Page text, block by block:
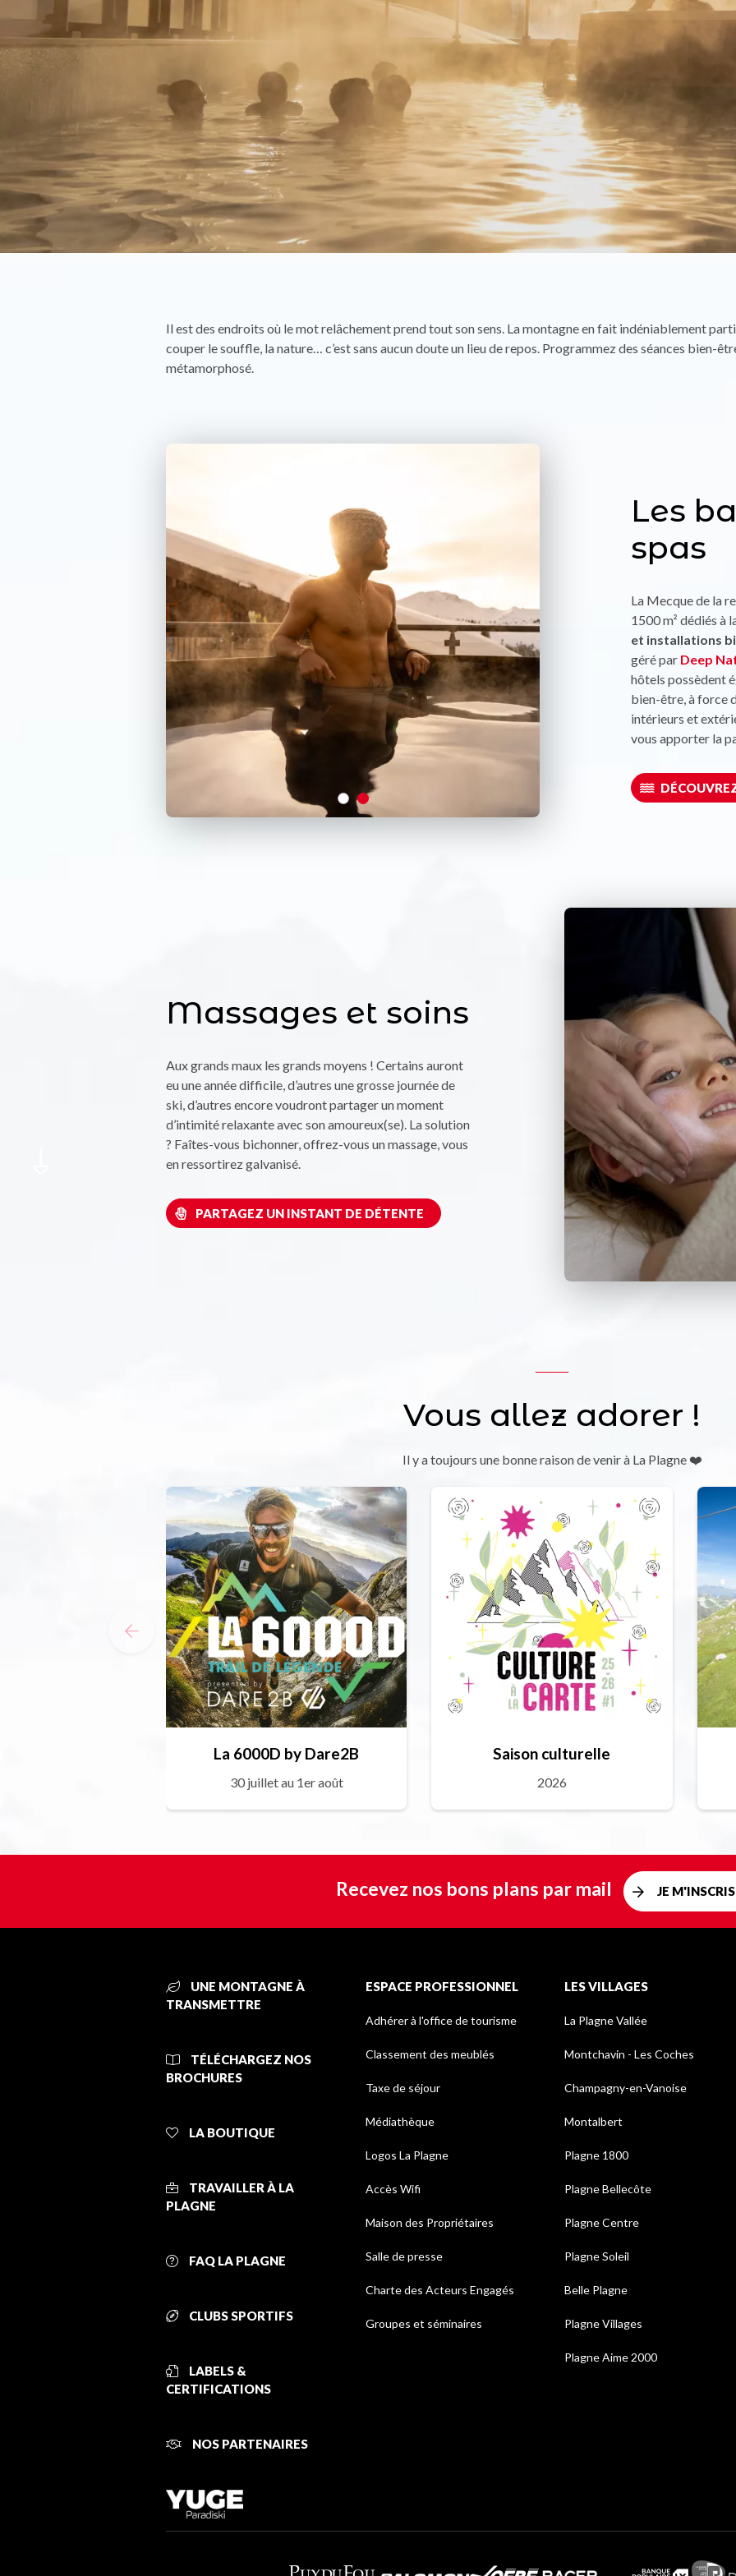
Il est des endroits où le mot relâchement prend tout son sens. La montagne en fait indéniablement
couper le souffle, la nature… c’est sans aucun doute un lieu de repos. Programmez des séances bien-
métamorphosé.
Les
spas
La Mecque de la
1500 m² dédiés à
et installations
géré par Deep
hôtels possèdent
bien-être, à force
intérieurs et
vous apporter la
Massages et soins
Aux grands maux les grands moyens ! Certains auront
eu une année difficile, d’autres une grosse journée de
ski, d’autres encore voudront partager un moment
d’intimité relaxante avec son amoureux(se). La solution
? Faîtes-vous bichonner, offrez-vous un massage, vous
en ressortirez galvanisé.
PARTAGEZ UN INSTANT DE DÉTENTE
Vous allez adorer !
Il y a toujours une bonne raison de venir à La Plagne ❤️
La 6000D by Dare2B
30 juillet au 1er août
Saison culturelle
2026
Recevez nos bons plans par mail JE M'INSCRIS
UNE MONTAGNE À
TRANSMETTRE
TÉLÉCHARGEZ NOS
BROCHURES
LA BOUTIQUE
TRAVAILLER À LA
PLAGNE
FAQ LA PLAGNE
CLUBS SPORTIFS
LABELS &
CERTIFICATIONS
NOS PARTENAIRES
ESPACE PROFESSIONNEL
Adhérer à l'office de tourisme
Classement des meublés
Taxe de séjour
Médiathèque
Logos La Plagne
Accès Wifi
Maison des Propriétaires
Salle de presse
Charte des Acteurs Engagés
Groupes et séminaires
LES VILLAGES
La Plagne Vallée
Montchavin - Les Coches
Champagny-en-Vanoise
Montalbert
Plagne 1800
Plagne Bellecôte
Plagne Centre
Plagne Soleil
Belle Plagne
Plagne Villages
Plagne Aime 2000